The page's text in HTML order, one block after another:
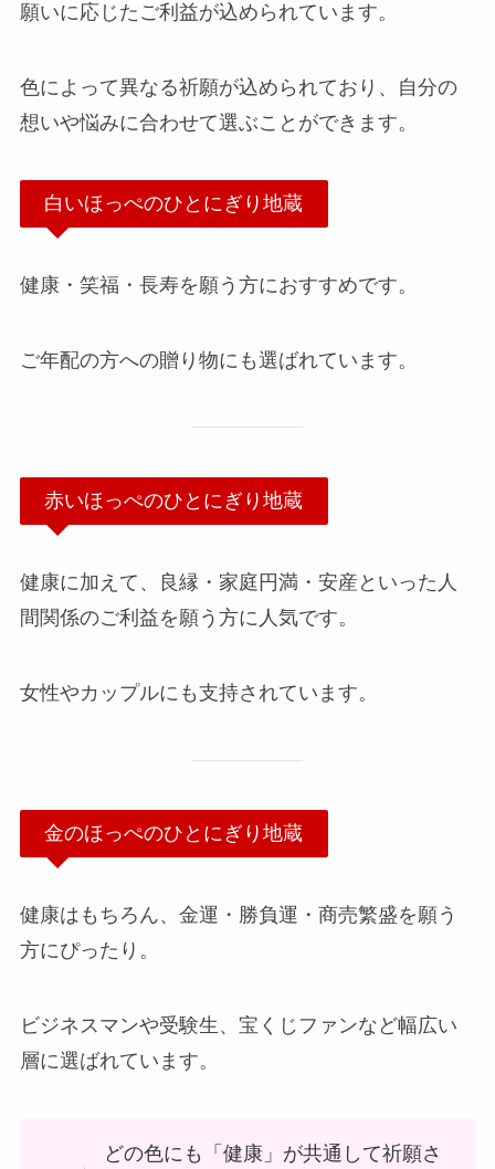
願いに応じたご利益が込められています。
色によって異なる祈願が込められており、自分の
想いや悩みに合わせて選ぶことができます。
白いほっぺのひとにぎり地蔵
健康・笑福・長寿を願う方におすすめです。
ご年配の方への贈り物にも選ばれています。
赤いほっぺのひとにぎり地蔵
健康に加えて、良縁・家庭円満・安産といった人
間関係のご利益を願う方に人気です。
女性やカップルにも支持されています。
金のほっぺのひとにぎり地蔵
健康はもちろん、金運・勝負運・商売繁盛を願う
方にぴったり。
ビジネスマンや受験生、宝くじファンなど幅広い
層に選ばれています。
どの色にも「健康」が共通して祈願さ